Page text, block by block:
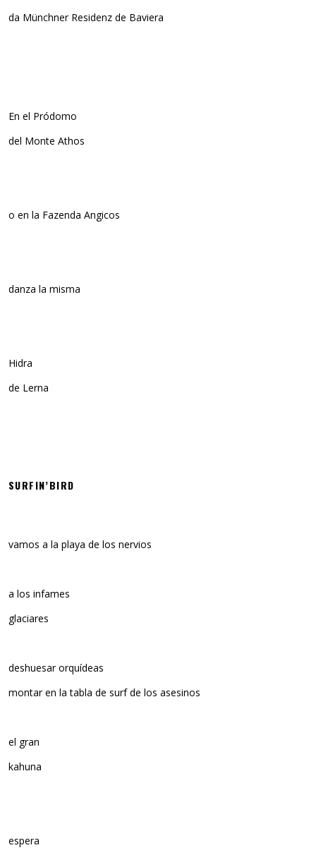
da Münchner Residenz de Baviera
En el Pródomo
del Monte Athos
o en la Fazenda Angicos
danza la misma
Hidra
de Lerna
SURFIN’BIRD
vamos a la playa de los nervios
a los infames
glaciares
deshuesar orquídeas
montar en la tabla de surf de los asesinos
el gran
kahuna
espera